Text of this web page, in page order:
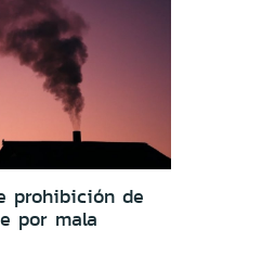
prohibición de
por mala